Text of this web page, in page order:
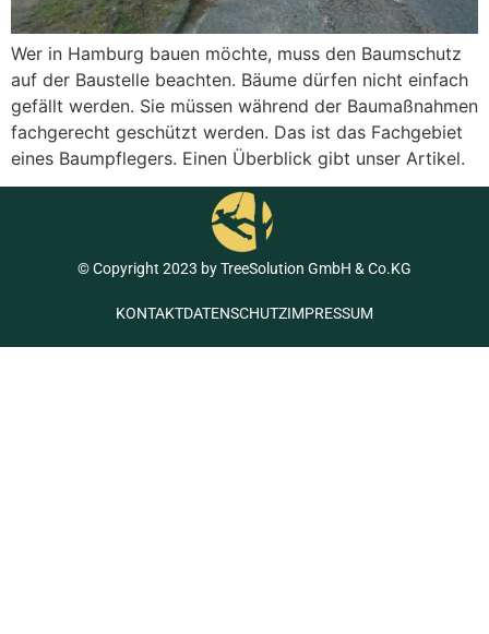
Wer in Hamburg bauen möchte, muss den Baumschutz
auf der Baustelle beachten. Bäume dürfen nicht einfach
gefällt werden. Sie müssen während der Baumaßnahmen
fachgerecht geschützt werden. Das ist das Fachgebiet
eines Baumpflegers. Einen Überblick gibt unser Artikel.
© Copyright 2023 by TreeSolution GmbH & Co.KG
KONTAKTDATENSCHUTZIMPRESSUM